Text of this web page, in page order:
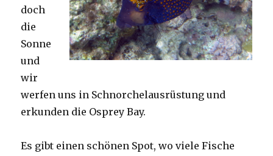
doch
die
Sonne
und
wir
werfen uns in Schnorchelausrüstung und
erkunden die Osprey Bay.
Es gibt einen schönen Spot, wo viele Fische